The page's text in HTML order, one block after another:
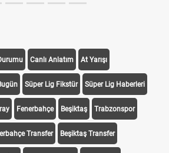
Canlı Anlatım At Yarışı
Süper Lig Fikstür Süper Lig Haberleri
Fenerbahçe Beşiktaş Trabzonspor
Transfer Beşiktaş Transfer